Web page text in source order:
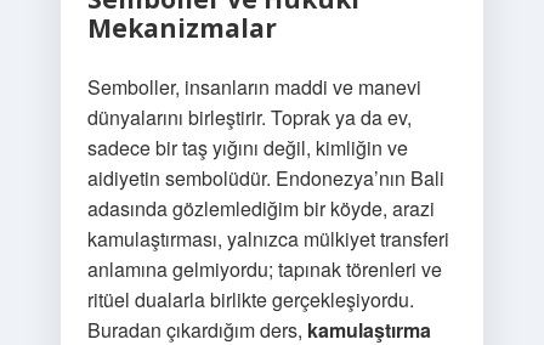
Mekanizmalar
Semboller, insanların maddi ve manevi
dünyalarını birleştirir. Toprak ya da ev,
sadece bir taş yığını değil, kimliğin ve
aidiyetin sembolüdür. Endonezya’nın Bali
adasında gözlemlediğim bir köyde, arazi
kamulaştırması, yalnızca mülkiyet transferi
anlamına gelmiyordu; tapınak törenleri ve
ritüel dualarla birlikte gerçekleşiyordu.
Buradan çıkardığım ders, kamulaştırma